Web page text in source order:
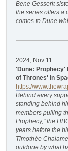
Bene Gesserit
the series offers a
comes to Dune
2024, Nov 11
'Dune: Prophecy'
of Thrones' in
https://
Behind every
standing behind
members pulling
Prophecy," the
years before the
Timothée
outdone by what